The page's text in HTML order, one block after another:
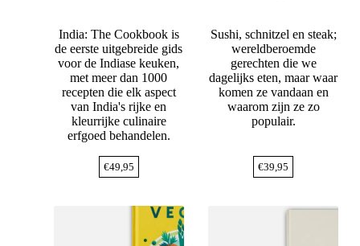
India: The Cookbook is
de eerste uitgebreide gids
voor de Indiase keuken,
met meer dan 1000
recepten die elk aspect
van India's rijke en
kleurrijke culinaire
erfgoed behandelen.
€49,95
Sushi, schnitzel en steak;
wereldberoemde
gerechten die we
dagelijks eten, maar waar
komen ze vandaan en
waarom zijn ze zo
populair.
€39,95